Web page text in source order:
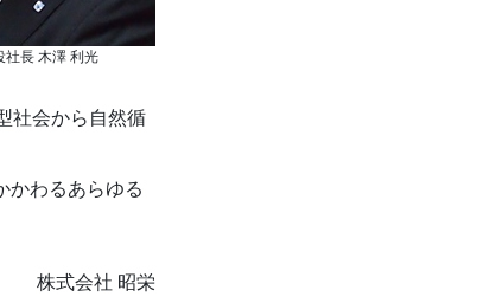
社長 木澤 利光
社会から自然循
かわるあらゆる
株式会社 昭栄